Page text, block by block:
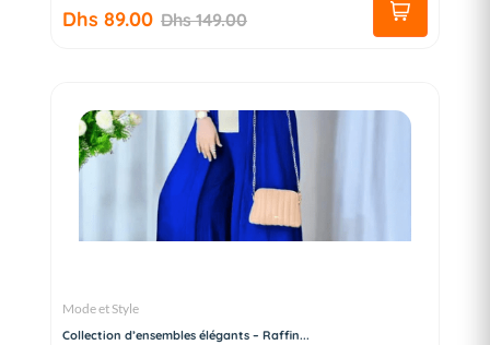
Dhs 89.00 Dhs 149.00
Mode et Style
Collection d’ensembles élégants – Raffin...